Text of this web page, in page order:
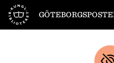
Till startsidan